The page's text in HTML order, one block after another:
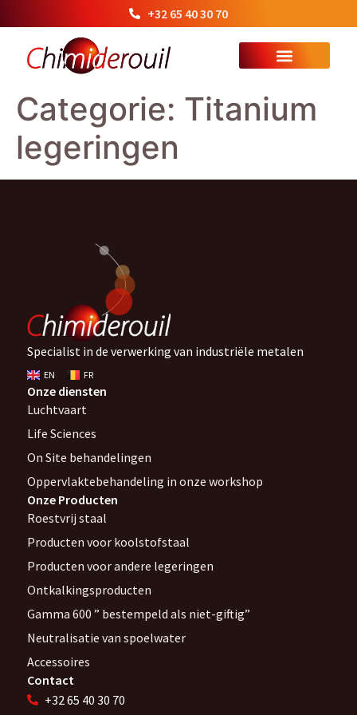
+32 65 40 30 70
Categorie: Titanium
legeringen
Specialist in de verwerking van industriële metalen
EN FR
Onze diensten
Luchtvaart
Life Sciences
On Site behandelingen
Oppervlaktebehandeling in onze workshop
Onze Producten
Roestvrij staal
Producten voor koolstofstaal
Producten voor andere legeringen
Ontkalkingsproducten
Gamma 600 ” bestempeld als niet-giftig”
Neutralisatie van spoelwater
Accessoires
Contact
+32 65 40 30 70